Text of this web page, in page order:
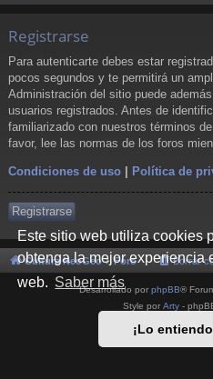
Este sitio web utiliza cookies
obtenga la mejor experiencia
web. Saber más
¡Lo
Registrarse
Para autenticarte debes estar
pocos segundos y te permitirá un
Administración del sitio puede
usuarios registrados. Antes de
familiarizado con nuestros términos
favor, lee las normas de los foros
Condiciones de uso Política de
Registrarse
Cultura NeoGeo Foro Borrar
Desarrollado por phpBB®
Style por Arty -